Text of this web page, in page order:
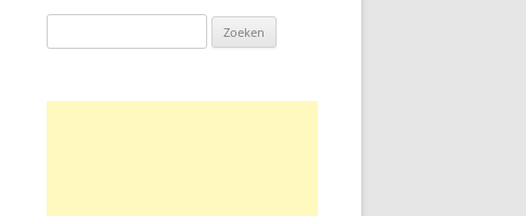
naar: